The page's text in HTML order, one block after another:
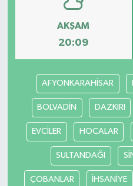
AKŞAM
20:09
AFYONKARAHİSAR
BOLVADİN DAZKIRI
EVCİLER HOCALAR
SULTANDAĞI
ÇOBANLAR İHSANİYE
Siyaset
Spor
Tarım ve Ekonomi
Teknoloji
Ulusal
Yaşam